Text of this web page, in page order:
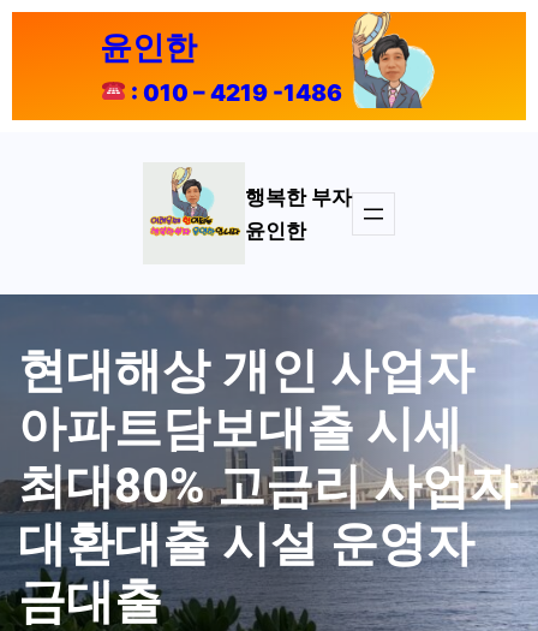
콘
윤인한
: 010 – 4219 -1486
행복한 부자
윤인한
현대해상 개인 사업자
아파트담보대출 시세
최대80% 고금리 사업자
대환대출 시설 운영자
금대출